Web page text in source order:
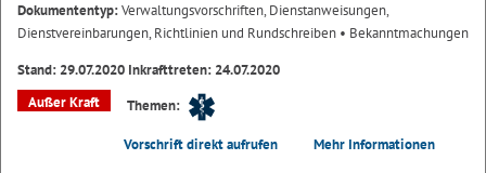
Dokumententyp:Verwaltungsvorschriften, Dienstanweisungen,
Dienstvereinbarungen, Richtlinien und Rundschreiben • Bekanntmachungen
Stand: 29.07.2020 Inkrafttreten: 24.07.2020
Außer Kraft
Themen:
Vorschrift direkt aufrufen Mehr Informationen